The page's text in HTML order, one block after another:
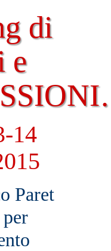
di
e
14
Paret